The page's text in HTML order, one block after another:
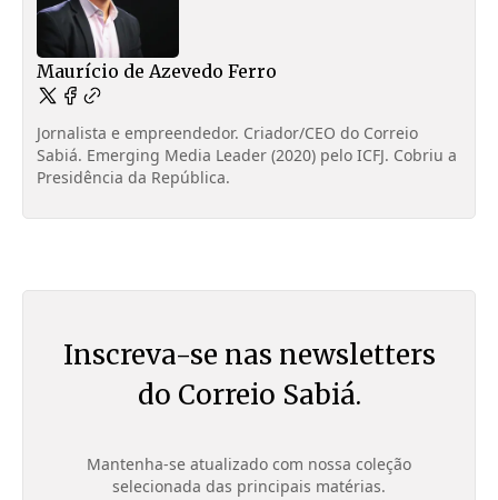
Maurício de Azevedo Ferro
Jornalista e empreendedor. Criador/CEO do Correio
Sabiá. Emerging Media Leader (2020) pelo ICFJ. Cobriu a
Presidência da República.
Inscreva-se nas newsletters
do Correio Sabiá.
Mantenha-se atualizado com nossa coleção
selecionada das principais matérias.